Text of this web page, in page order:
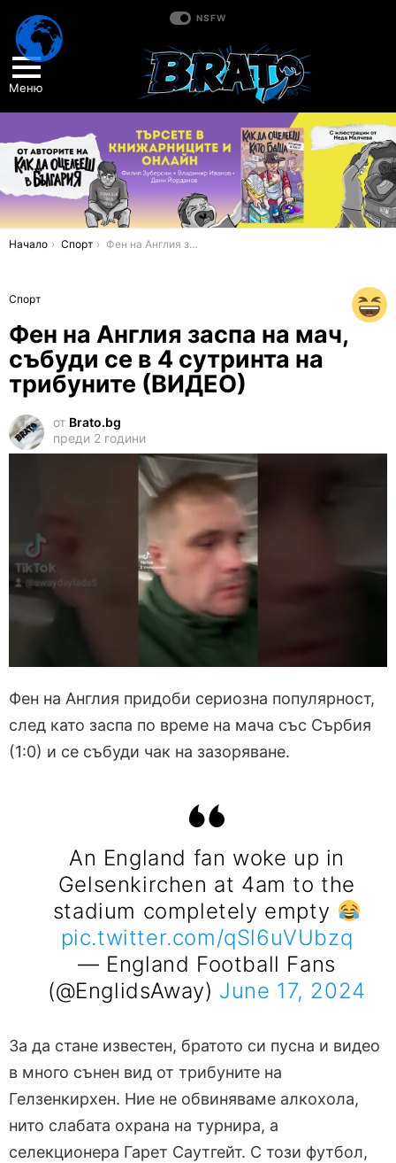
NSFW
Меню
You are here:
Начало Спорт Фен на Англия заспа на мач, събуди се в 4 сутринта на трибуните (ВИДЕО)
Спорт
Фен на Англия заспа на мач,
събуди се в 4 сутринта на
трибуните (ВИДЕО)
от Brato.bg
преди 2 години
Фен на Англия придоби сериозна популярност,
след като заспа по време на мача със Сърбия
(1:0) и се събуди чак на зазоряване.
An England fan woke up in
Gelsenkirchen at 4am to the
stadium completely empty
pic.twitter.com/qSl6uVUbzq
— England Football Fans
(@EnglidsAway) June 17, 2024
За да стане известен, братото си пусна и видео
в много сънен вид от трибуните на
Гелзенкирхен. Ние не обвиняваме алкохола,
нито слабата охрана на турнира, а
селекционера Гарет Саутгейт. С този футбол,